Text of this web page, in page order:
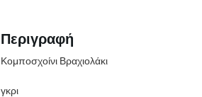
Περιγραφή
Κομποσχοίνι Βραχιολάκι
γκρι